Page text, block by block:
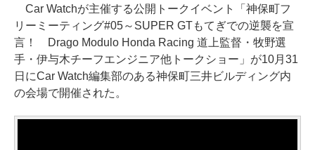
Car Watchが主催する公開トークイベント「神保町フ
リーミーティング#05～SUPER GTもてぎでの逆襲を宣
言！ Drago Modulo Honda Racing 道上監督・牧野選
手・伊与木チーフエンジニア他トークショー」が10月31
日にCar Watch編集部のある神保町三井ビルディング内
の会場で開催された。